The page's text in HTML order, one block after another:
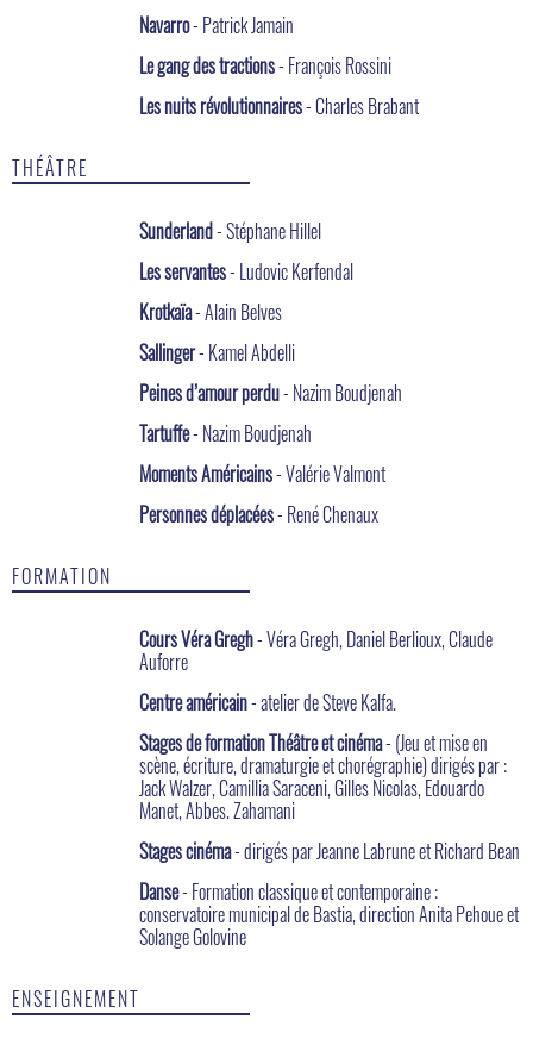
Navarro- Patrick Jamain
Le gang des tractions- François Rossini
Les nuits révolutionnaires- Charles Brabant
THÉÂTRE
Sunderland- Stéphane Hillel
Les servantes- Ludovic Kerfendal
Krotkaïa- Alain Belves
Sallinger- Kamel Abdelli
Peines d’amour perdu- Nazim Boudjenah
Tartuffe- Nazim Boudjenah
Moments Américains- Valérie Valmont
Personnes déplacées- René Chenaux
FORMATION
Cours Véra Gregh- Véra Gregh, Daniel Berlioux, Claude
Auforre
Centre américain- atelier de Steve Kalfa.
Stages de formation Théâtre et cinéma- (Jeu et mise en
scène, écriture, dramaturgie et chorégraphie) dirigés par :
Jack Walzer, Camillia Saraceni, Gilles Nicolas, Edouardo
Manet, Abbes. Zahamani
Stages cinéma- dirigés par Jeanne Labrune et Richard Bean
Danse- Formation classique et contemporaine :
conservatoire municipal de Bastia, direction Anita Pehoue et
Solange Golovine
ENSEIGNEMENT